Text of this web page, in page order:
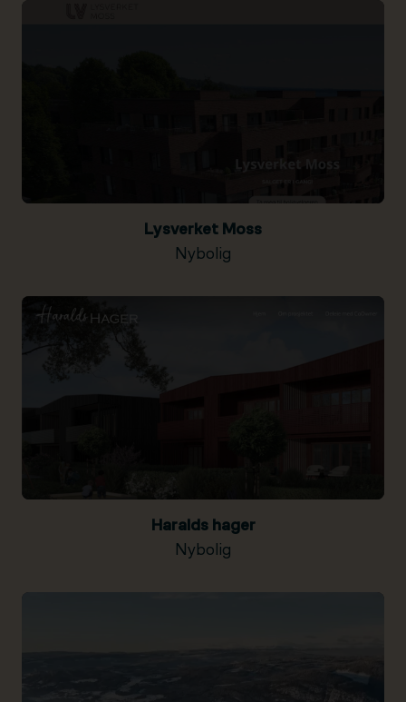
Lysverket Moss
Nybolig
Haralds hager
Nybolig